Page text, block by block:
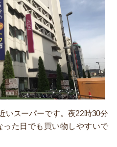
いスーパーです。夜22時30分
った日でも買い物しやすいで